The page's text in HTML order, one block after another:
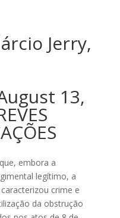
Jerry,
13,
embora a
legítimo, a
crime e
da obstrução